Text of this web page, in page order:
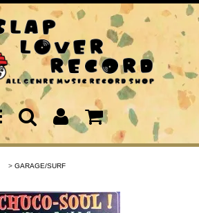
> GARAGE/SURF